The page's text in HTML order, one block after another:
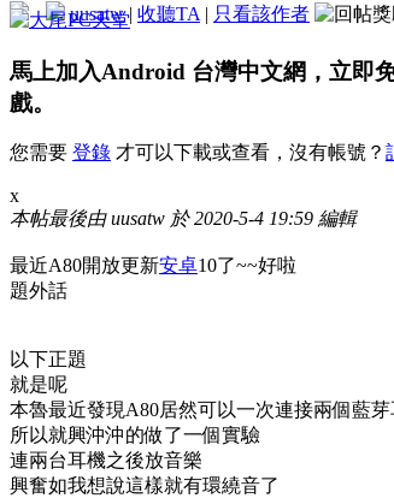
uusatw | 收聽TA | 只看該作者
馬上加入Android 台灣中文網，立即
戲。
您需要 登錄 才可以下載或查看，沒有帳號？
x
本帖最後由 uusatw 於 2020-5-4 19:59 編輯
最近A80開放更新安卓10了~~好啦
題外話
以下正題
就是呢
本魯最近發現A80居然可以一次連接兩個藍
所以就興沖沖的做了一個實驗
連兩台耳機之後放音樂
興奮如我想說這樣就有環繞音了